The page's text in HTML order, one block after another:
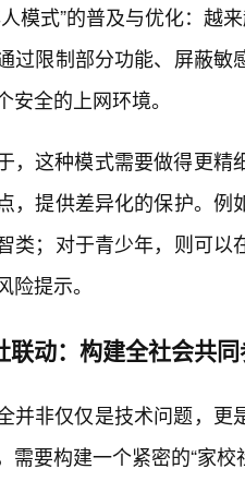
模式”的普及与优化：越
过限制部分功能、屏蔽
安全的上网环境。
，这种模式需要做得更
，提供差异化的保护。
类；对于青少年，则可
险提示。
联动：构建全社会共
并非仅仅是技术问题，
需要构建一个紧密的“家校